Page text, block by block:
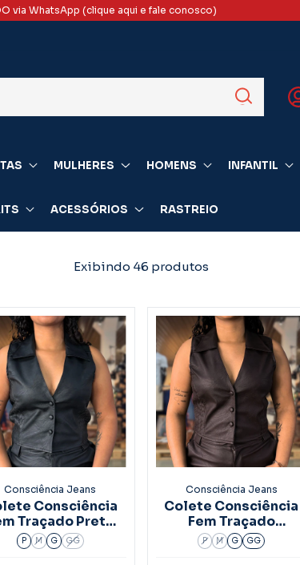
via WhatsApp (clique aqui e fale conosco)
MULHERES HOMENS INFANTIL
ACESSÓRIOS RASTREIO
Exibindo 46 produtos
Consciência Jeans
Consciência
Traçado Preto
90605
P M G GG
Consciência Jeans
Colete Consciência
Fem Traçado
Marrom 90605
P M G GG